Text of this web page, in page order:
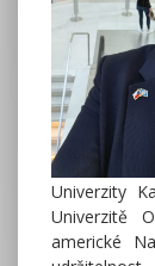
Univerzity
Univerzitě
americké